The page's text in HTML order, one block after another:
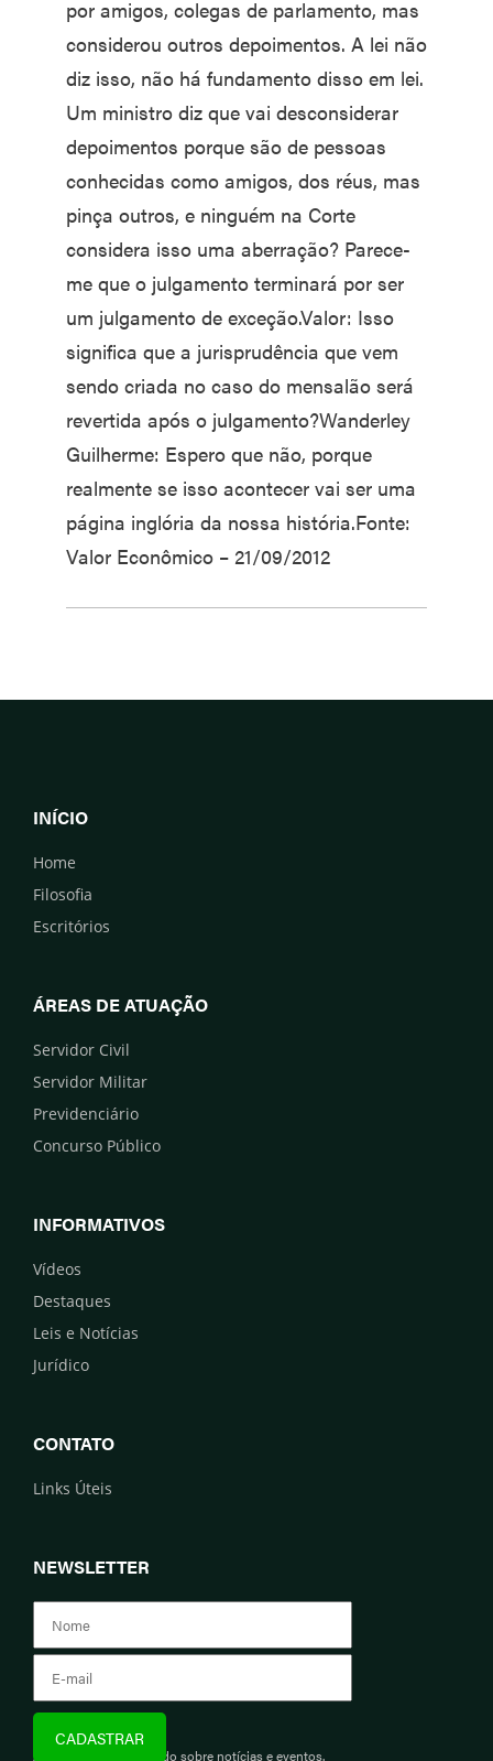
INÍCIO
Home
Filosofia
Escritórios
ÁREAS DE ATUAÇÃO
Servidor Civil
Servidor Militar
Previdenciário
Concurso Público
INFORMATIVOS
Vídeos
Destaques
Leis e Notícias
Jurídico
CONTATO
Links Úteis
NEWSLETTER
Assine e fique informado sobre notícias e eventos.